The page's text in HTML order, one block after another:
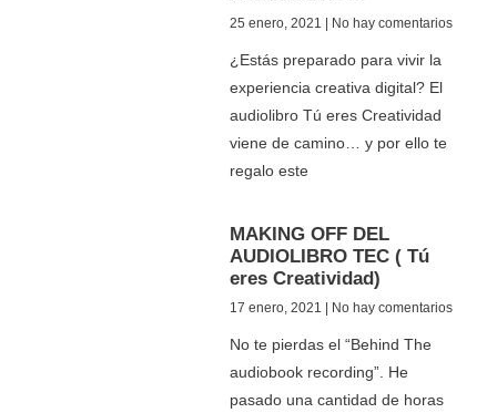
25 enero, 2021 No hay comentarios
¿Estás preparado para vivir la
experiencia creativa digital? El
audiolibro Tú eres Creatividad
viene de camino… y por ello te
regalo este
MAKING OFF DEL
AUDIOLIBRO TEC ( Tú
eres Creatividad)
17 enero, 2021 No hay comentarios
No te pierdas el “Behind The
audiobook recording”. He
pasado una cantidad de horas